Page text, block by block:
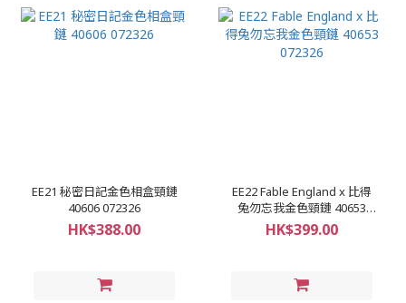
EE21 秘密日記金色相盒頸鏈
40606 072326
HK$388.00
EE22 Fable England x 比得
兔勿忘我金色頸鏈 40653
072326
HK$399.00